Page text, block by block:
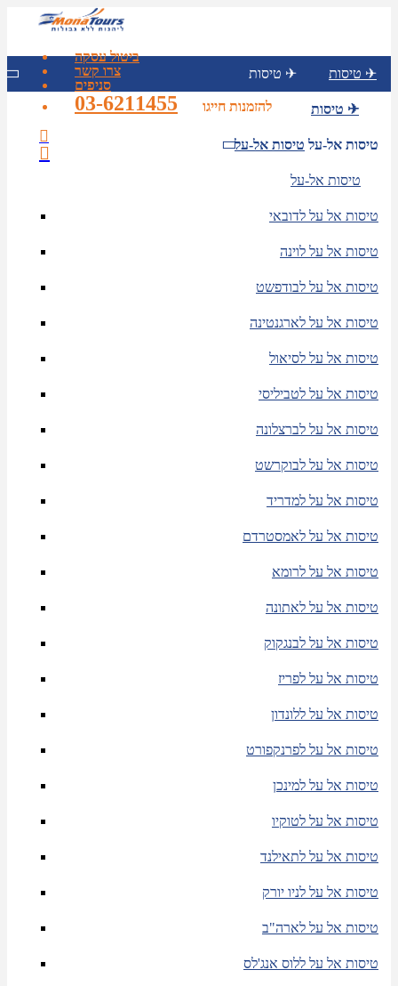
ביטול עסקה
צרו קשר
סניפים
להזמנות חייגו
03-6211455
טיסות ✈ טיסות ✈
טיסות ✈
טיסות אל-על טיסות אל-על
טיסות אל-על
טיסות אל על לדובאי
טיסות אל על לוינה
טיסות אל על לבודפשט
טיסות אל על לארגנטינה
טיסות אל על לסיאול
טיסות אל על לטביליסי
טיסות אל על לברצלונה
טיסות אל על לבוקרשט
טיסות אל על למדריד
טיסות אל על לאמסטרדם
טיסות אל על לרומא
טיסות אל על לאתונה
טיסות אל על לבנגקוק
טיסות אל על לפריז
טיסות אל על ללונדון
טיסות אל על לפרנקפורט
טיסות אל על למינכן
טיסות אל על לטוקיו
טיסות אל על לתאילנד
טיסות אל על לניו יורק
טיסות אל על לארה"ב
טיסות אל על ללוס אנג'לס